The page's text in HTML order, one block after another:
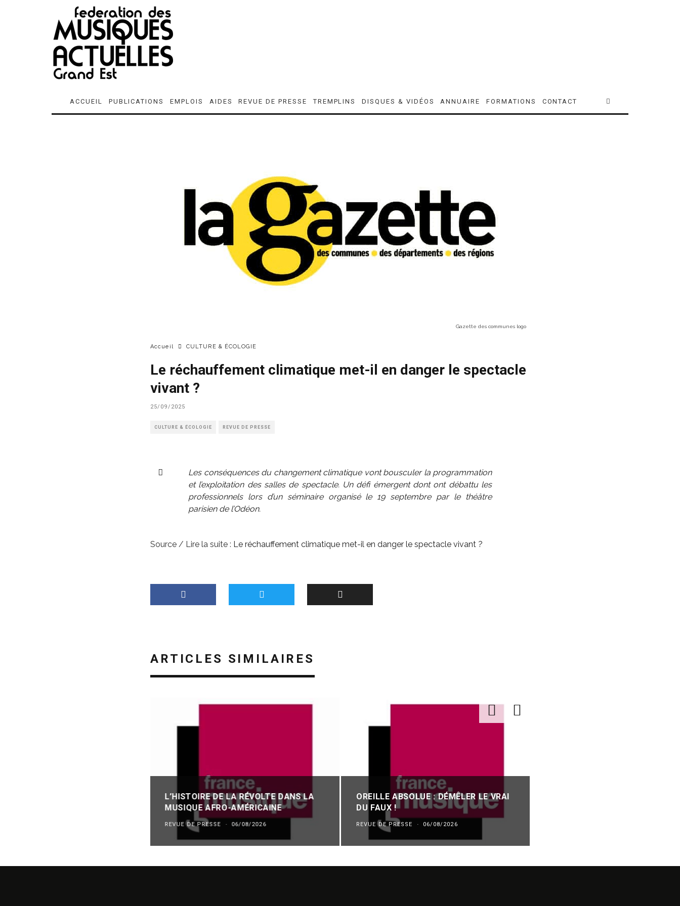
ACCUEIL PUBLICATIONS EMPLOIS AIDES REVUE DE PRESSE TREMPLINS DISQUES & VIDÉOS ANNUAIRE FORMATIONS CONTACT
Gazette des communes logo
Accueil CULTURE & ÉCOLOGIE
Le réchauffement climatique met-il en danger le spectacle
vivant ?
25/09/2025
CULTURE & ÉCOLOGIE REVUE DE PRESSE
Les conséquences du changement climatique vont bousculer la programmation
et l’exploitation des salles de spectacle. Un défi émergent dont ont débattu les
professionnels lors d’un séminaire organisé le 19 septembre par le théâtre
parisien de l’Odéon.
Source / Lire la suite : Le réchauffement climatique met-il en danger le spectacle vivant ?
ARTICLES SIMILAIRES
L’HISTOIRE DE LA RÉVOLTE DANS LA
MUSIQUE AFRO-AMÉRICAINE
REVUE DE PRESSE · 06/08/2026
OREILLE ABSOLUE : DÉMÊLER LE VRAI
DU FAUX !
REVUE DE PRESSE · 06/08/2026